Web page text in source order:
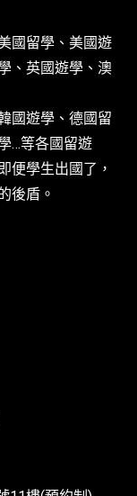
國留學、美國遊
、英國遊學、澳
國遊學、德國留
…等各國留遊
便學生出國了，
後盾。